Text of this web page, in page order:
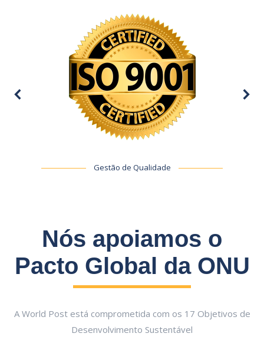
Gestão de Qualidade
Nós apoiamos o
Pacto Global da ONU
A World Post está comprometida com os 17 Objetivos de
Desenvolvimento Sustentável